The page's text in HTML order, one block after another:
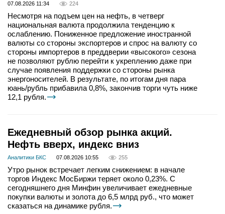
07.08.2026 11:34
224
Несмотря на подъем цен на нефть, в четверг
национальная валюта продолжила тенденцию к
ослаблению. Пониженное предложение иностранной
валюты со стороны экспортеров и спрос на валюту со
стороны импортеров в преддверии «высокого» сезона
не позволяют рублю перейти к укреплению даже при
случае появления поддержки со стороны рынка
энергоносителей. В результате, по итогам дня пара
юань/рубль прибавила 0,8%, закончив торги чуть ниже
12,1 рубля.
Ежедневный обзор рынка акций.
Нефть вверх, индекс вниз
Аналитики БКС 07.08.2026 10:55 255
Утро рынок встречает легким снижением: в начале
торгов Индекс МосБиржи теряет около 0,23%. С
сегодняшнего дня Минфин увеличивает ежедневные
покупки валюты и золота до 6,5 млрд руб., что может
сказаться на динамике рубля.